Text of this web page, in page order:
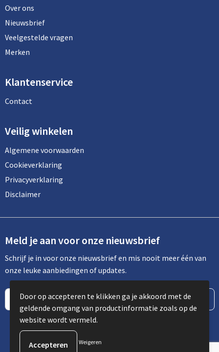
Over ons
Nieuwsbrief
Veelgestelde vragen
Merken
Klantenservice
Contact
Veilig winkelen
Algemene voorwaarden
Cookieverklaring
Privacyverklaring
Disclaimer
Meld je aan voor onze nieuwsbrief
Schrijf je in voor onze nieuwsbrief en mis nooit meer één van
onze leuke aanbiedingen of updates.
© Copyright Spot Communicatie 2023
Door op accepteren te klikken ga je akkoord met de
geldende omgang van productinformatie zoals op de
website wordt vermeld.
Weigeren